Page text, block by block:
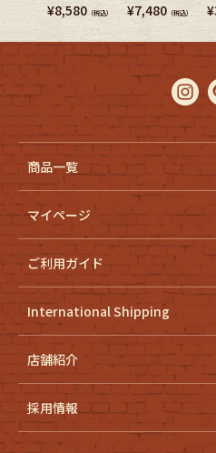
¥8,580 （税込） ¥7,480 （税込） ¥
商品一覧
マイページ
ご利用ガイド
International Shipping
店舗紹介
採用情報